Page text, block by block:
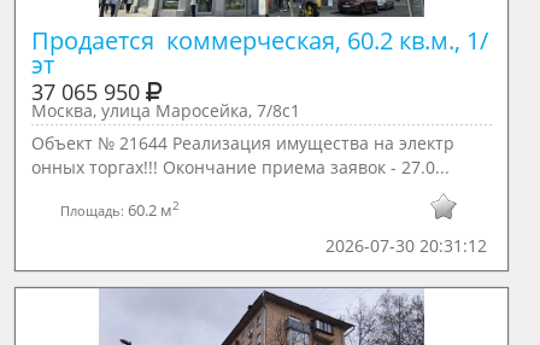
Продается  коммерческая, 60.2 кв.м., 1/
эт
37 065 950
Москва, улица Маросейка, 7/8с1
Объект № 21644 Реализация имущества на электр
онных торгах!!! Окончание приема заявок - 27.0...
Площадь:60.2 м2
2026-07-30 20:31:12